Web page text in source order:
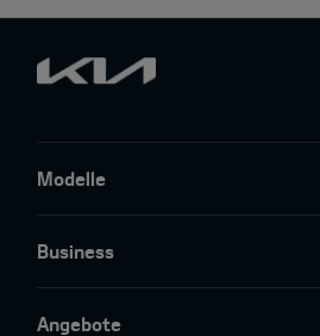
Modelle
Business
Angebote